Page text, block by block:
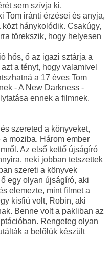
sem szívja ki.
Tom iránti érzései és anyja,
hánykolódik. Csakúgy,
törekszik, hogy helyesen
hős, ő az igazi sztárja a
a tényt, hogy valamivel
a 17 éves Tom
- A New Darkness -
ennek a filmnek.
szereted a könyveket,
moziba. Három ember
Az első kettő újságíró
neki jobban tetszettek
szereti a könyvek
egy olyan újságíró, aki
elemezte, mint filmet a
kisfiú volt, Robin, aki
Benne volt a pakliban az
Rengeteg olyan
a belőlük készült